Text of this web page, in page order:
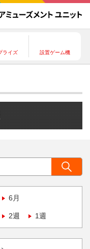
ライズ 設置ゲーム機
6月
2週 1週